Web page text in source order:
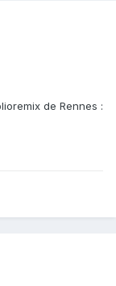
de Rennes :